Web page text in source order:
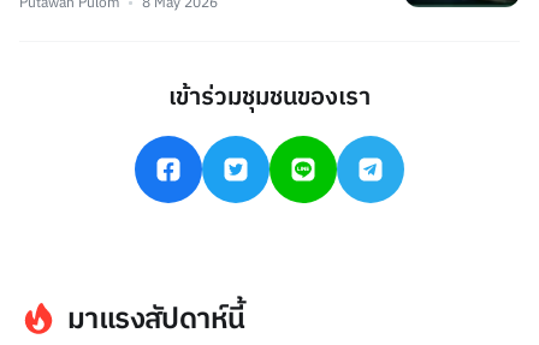
เข้าร่วมชุมชนของเรา
มาแรงสัปดาห์นี้